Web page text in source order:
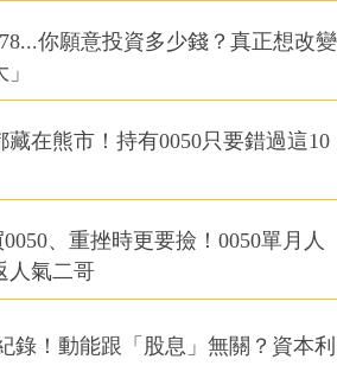
你願意投資多少錢？真正想改變
在熊市！持有0050只要錯過這10
、重挫時更要撿！0050單月人
人氣二哥
錄！動能跟「股息」無關？資本利